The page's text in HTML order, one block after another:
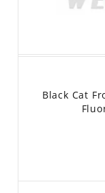
Black Cat